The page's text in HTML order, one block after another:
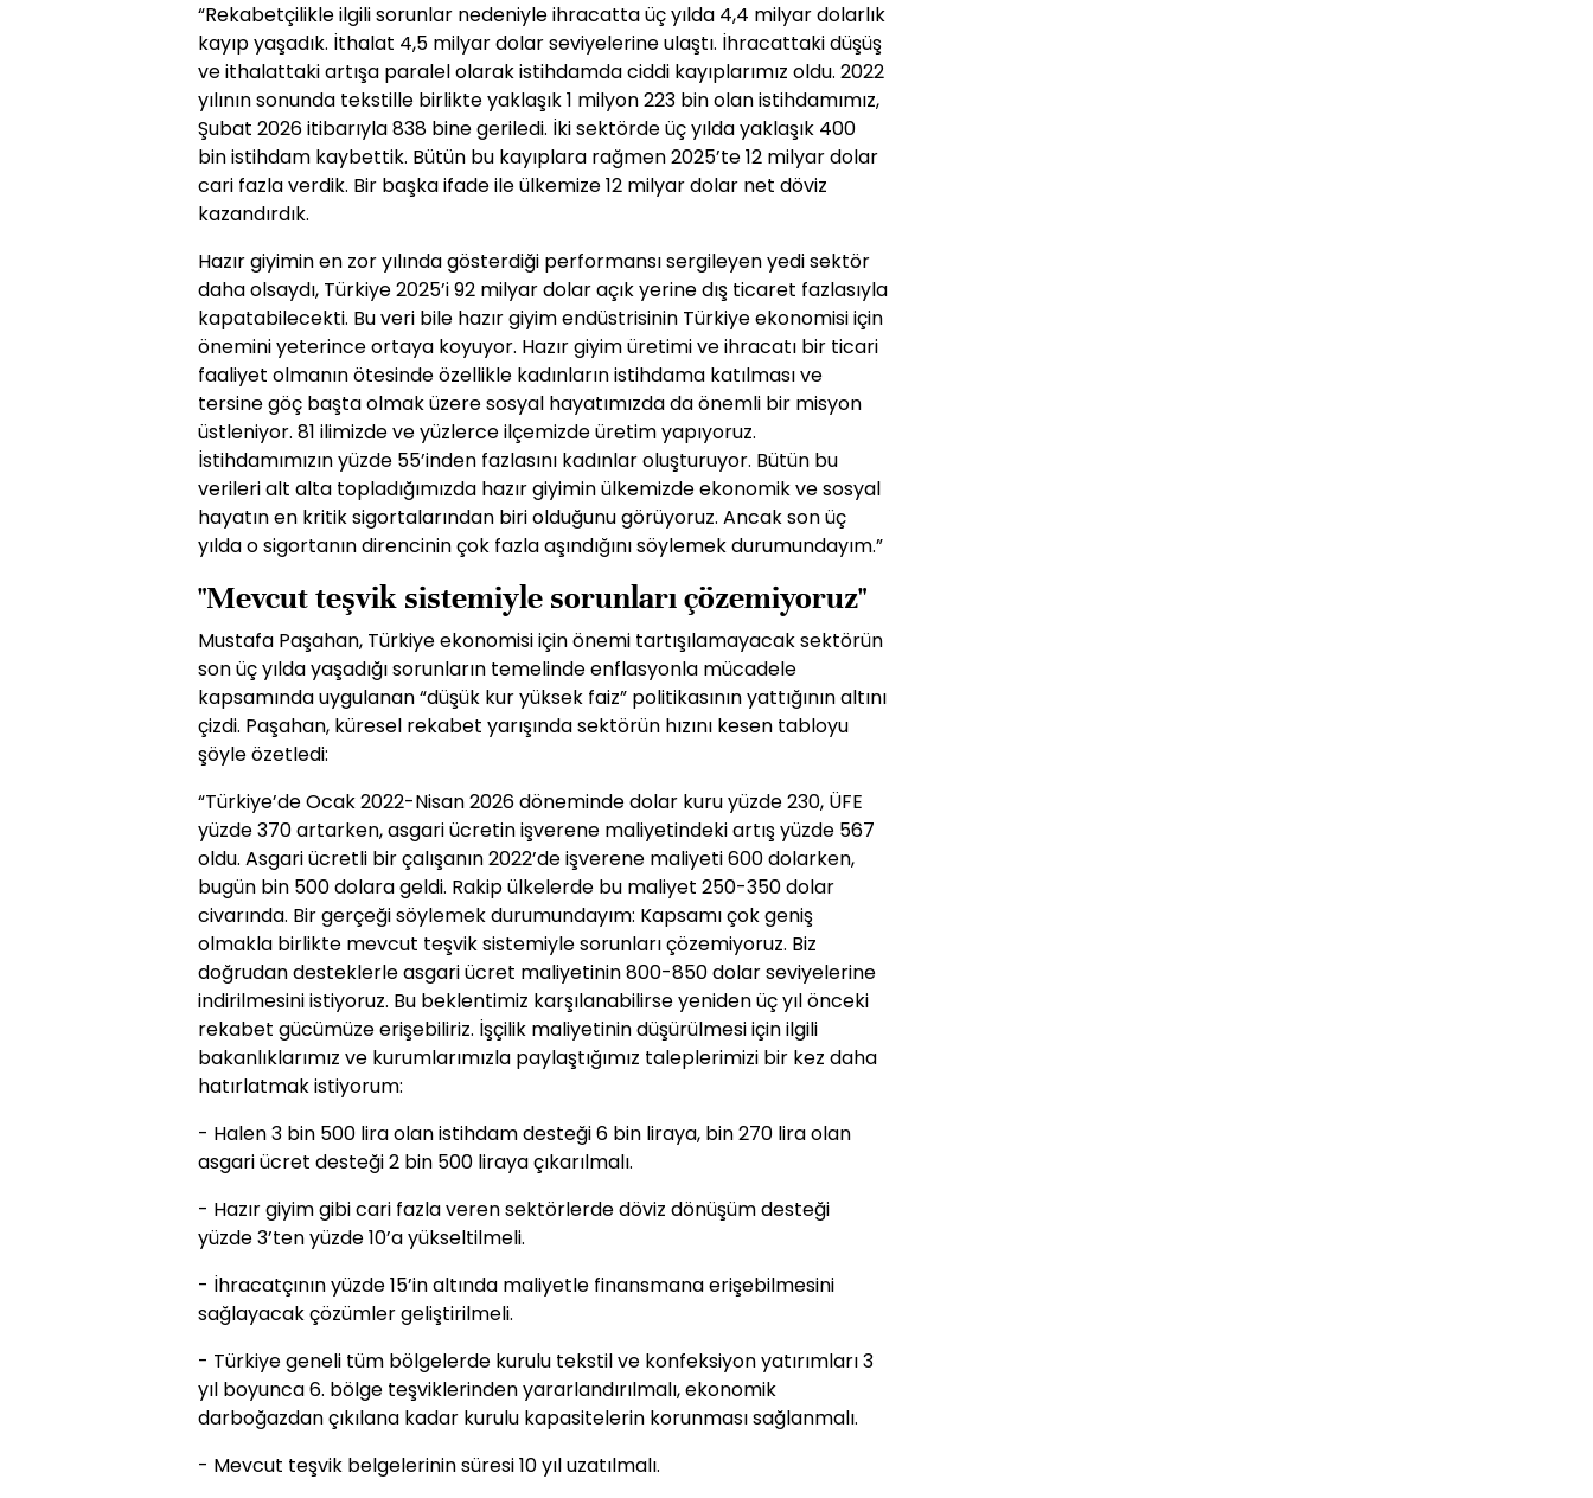
“Rekabetçilikle ilgili sorunlar nedeniyle ihracatta üç yılda 4,4 milyar dolarlık
kayıp yaşadık. İthalat 4,5 milyar dolar seviyelerine ulaştı. İhracattaki düşüş
ve ithalattaki artışa paralel olarak istihdamda ciddi kayıplarımız oldu. 2022
yılının sonunda tekstille birlikte yaklaşık 1 milyon 223 bin olan istihdamımız,
Şubat 2026 itibarıyla 838 bine geriledi. İki sektörde üç yılda yaklaşık 400
bin istihdam kaybettik. Bütün bu kayıplara rağmen 2025’te 12 milyar dolar
cari fazla verdik. Bir başka ifade ile ülkemize 12 milyar dolar net döviz
kazandırdık.
Hazır giyimin en zor yılında gösterdiği performansı sergileyen yedi sektör
daha olsaydı, Türkiye 2025’i 92 milyar dolar açık yerine dış ticaret fazlasıyla
kapatabilecekti. Bu veri bile hazır giyim endüstrisinin Türkiye ekonomisi için
önemini yeterince ortaya koyuyor. Hazır giyim üretimi ve ihracatı bir ticari
faaliyet olmanın ötesinde özellikle kadınların istihdama katılması ve
tersine göç başta olmak üzere sosyal hayatımızda da önemli bir misyon
üstleniyor. 81 ilimizde ve yüzlerce ilçemizde üretim yapıyoruz.
İstihdamımızın yüzde 55’inden fazlasını kadınlar oluşturuyor. Bütün bu
verileri alt alta topladığımızda hazır giyimin ülkemizde ekonomik ve sosyal
hayatın en kritik sigortalarından biri olduğunu görüyoruz. Ancak son üç
yılda o sigortanın direncinin çok fazla aşındığını söylemek durumundayım.”
"Mevcut teşvik sistemiyle sorunları çözemiyoruz"
Mustafa Paşahan, Türkiye ekonomisi için önemi tartışılamayacak sektörün
son üç yılda yaşadığı sorunların temelinde enflasyonla mücadele
kapsamında uygulanan “düşük kur yüksek faiz” politikasının yattığının altını
çizdi. Paşahan, küresel rekabet yarışında sektörün hızını kesen tabloyu
şöyle özetledi:
“Türkiye’de Ocak 2022-Nisan 2026 döneminde dolar kuru yüzde 230, ÜFE
yüzde 370 artarken, asgari ücretin işverene maliyetindeki artış yüzde 567
oldu. Asgari ücretli bir çalışanın 2022’de işverene maliyeti 600 dolarken,
bugün bin 500 dolara geldi. Rakip ülkelerde bu maliyet 250-350 dolar
civarında. Bir gerçeği söylemek durumundayım: Kapsamı çok geniş
olmakla birlikte mevcut teşvik sistemiyle sorunları çözemiyoruz. Biz
doğrudan desteklerle asgari ücret maliyetinin 800-850 dolar seviyelerine
indirilmesini istiyoruz. Bu beklentimiz karşılanabilirse yeniden üç yıl önceki
rekabet gücümüze erişebiliriz. İşçilik maliyetinin düşürülmesi için ilgili
bakanlıklarımız ve kurumlarımızla paylaştığımız taleplerimizi bir kez daha
hatırlatmak istiyorum:
- Halen 3 bin 500 lira olan istihdam desteği 6 bin liraya, bin 270 lira olan
asgari ücret desteği 2 bin 500 liraya çıkarılmalı.
- Hazır giyim gibi cari fazla veren sektörlerde döviz dönüşüm desteği
yüzde 3’ten yüzde 10’a yükseltilmeli.
- İhracatçının yüzde 15’in altında maliyetle finansmana erişebilmesini
sağlayacak çözümler geliştirilmeli.
- Türkiye geneli tüm bölgelerde kurulu tekstil ve konfeksiyon yatırımları 3
yıl boyunca 6. bölge teşviklerinden yararlandırılmalı, ekonomik
darboğazdan çıkılana kadar kurulu kapasitelerin korunması sağlanmalı.
- Mevcut teşvik belgelerinin süresi 10 yıl uzatılmalı.